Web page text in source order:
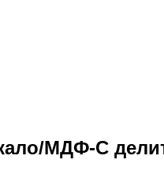
МДФ-С